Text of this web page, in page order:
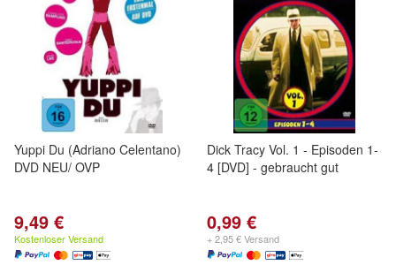
Yuppi Du (Adriano Celentano)
DVD NEU/ OVP
9,49 €
Kostenloser Versand
Dick Tracy Vol. 1 - Episoden 1-
4 [DVD] - gebraucht gut
0,99 €
+ 2,95 € Versand